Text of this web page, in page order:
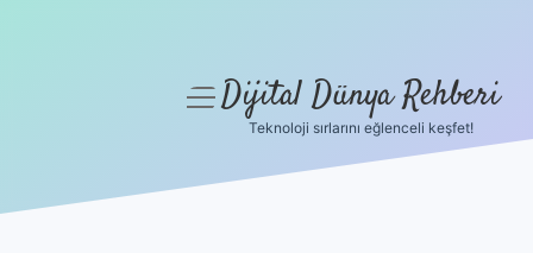
menüyüDijital Dünya Rehberi
Teknoloji sırlarını eğlenceli keşfet!